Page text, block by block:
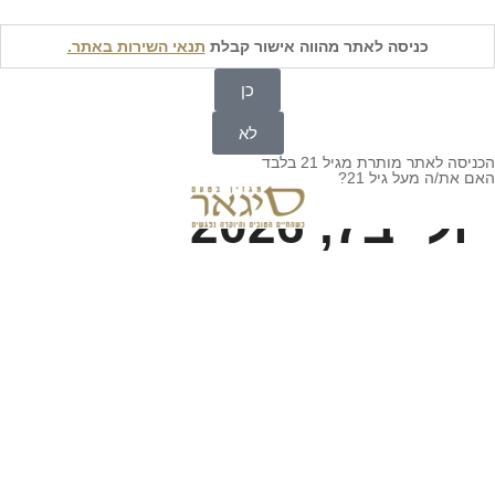
יולי ב7, 2026
האם את/ה מעל גיל 21?
הכניסה לאתר מותרת מגיל 21 בלבד
לא
כן
כניסה לאתר מהווה אישור קבלת תנאי השירות באתר.